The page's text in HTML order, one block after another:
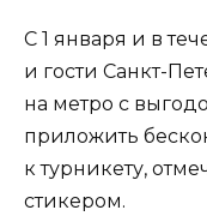
С 1 января и в
и гости Санкт-
на метро с
приложить
к турникету,
стикером.